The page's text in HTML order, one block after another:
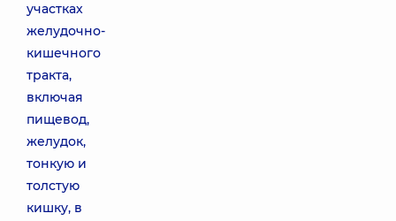
участках
желудочно-
кишечного
тракта,
включая
пищевод,
желудок,
тонкую и
толстую
кишку, в